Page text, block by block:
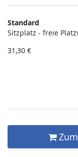
Produkte
Produkte
Standard
Sitzplatz - freie
31,30 €